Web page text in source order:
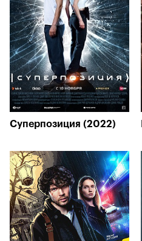
Суперпозиция (2022)